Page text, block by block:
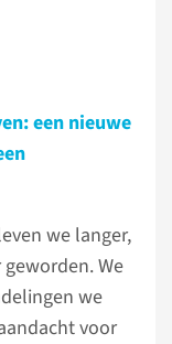
een nieuwe
we langer,
We
we
voor